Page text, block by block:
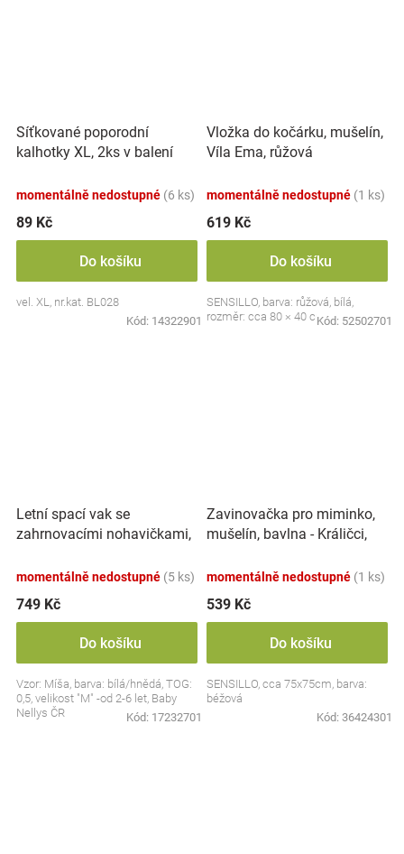
Síťkované poporodní
kalhotky XL, 2ks v balení
momentálně nedostupné (6 ks)
89 Kč
Do košíku
vel. XL, nr.kat. BL028
Kód: 14322901
Vložka do kočárku, mušelín,
Víla Ema, růžová
momentálně nedostupné (1 ks)
619 Kč
Do košíku
SENSILLO, barva: růžová, bílá,
rozměr: cca 80 × 40 cmKód: 52502701
Letní spací vak se
zahrnovacími nohavičkami,
potiskem, M
momentálně nedostupné (5 ks)
749 Kč
Do košíku
Vzor: Míša, barva: bílá/hnědá, TOG:
0,5, velikost "M" -od 2-6 let, Baby
Nellys ČR
Kód: 17232701
Zavinovačka pro miminko,
mušelín, bavlna - Králičci,
momentálně nedostupné (1 ks)
539 Kč
Do košíku
SENSILLO, cca 75x75cm, barva:
béžová
Kód: 36424301